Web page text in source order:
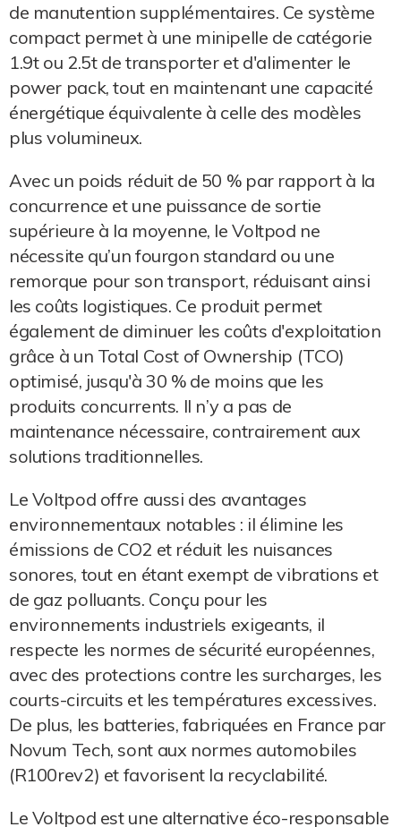
de manutention supplémentaires. Ce système
compact permet à une minipelle de catégorie
1.9t ou 2.5t de transporter et d'alimenter le
power pack, tout en maintenant une capacité
énergétique équivalente à celle des modèles
plus volumineux.
Avec un poids réduit de 50 % par rapport à la
concurrence et une puissance de sortie
supérieure à la moyenne, le Voltpod ne
nécessite qu’un fourgon standard ou une
remorque pour son transport, réduisant ainsi
les coûts logistiques. Ce produit permet
également de diminuer les coûts d'exploitation
grâce à un Total Cost of Ownership (TCO)
optimisé, jusqu'à 30 % de moins que les
produits concurrents. Il n’y a pas de
maintenance nécessaire, contrairement aux
solutions traditionnelles.
Le Voltpod offre aussi des avantages
environnementaux notables : il élimine les
émissions de CO2 et réduit les nuisances
sonores, tout en étant exempt de vibrations et
de gaz polluants. Conçu pour les
environnements industriels exigeants, il
respecte les normes de sécurité européennes,
avec des protections contre les surcharges, les
courts-circuits et les températures excessives.
De plus, les batteries, fabriquées en France par
Novum Tech, sont aux normes automobiles
(R100rev2) et favorisent la recyclabilité.
Le Voltpod est une alternative éco-responsable